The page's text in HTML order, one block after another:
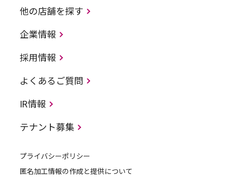
他の店舗を探す
企業情報
採用情報
よくあるご質問
IR情報
テナント募集
プライバシーポリシー
匿名加工情報の作成と提供について